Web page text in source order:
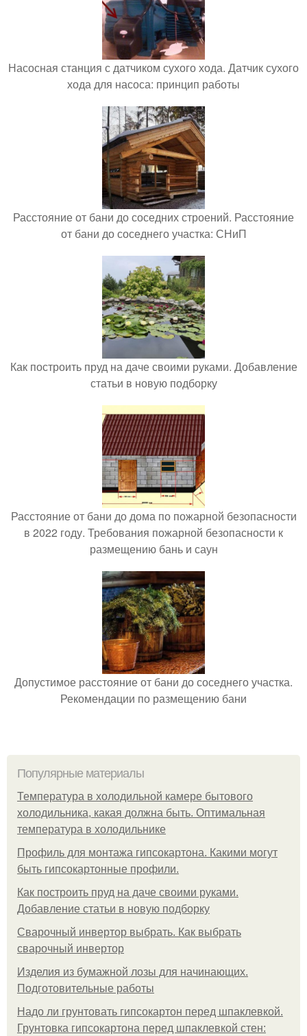
Насосная станция с датчиком сухого хода. Датчик сухого
хода для насоса: принцип работы
Расстояние от бани до соседних строений. Расстояние
от бани до соседнего участка: СНиП
Как построить пруд на даче своими руками. Добавление
статьи в новую подборку
Расстояние от бани до дома по пожарной безопасности
в 2022 году. Требования пожарной безопасности к
размещению бань и саун
Допустимое расстояние от бани до соседнего участка.
Рекомендации по размещению бани
Популярные материалы
Температура в холодильной камере бытового
холодильника, какая должна быть. Оптимальная
температура в холодильнике
Профиль для монтажа гипсокартона. Какими могут
быть гипсокартонные профили.
Как построить пруд на даче своими руками.
Добавление статьи в новую подборку
Сварочный инвертор выбрать. Как выбрать
сварочный инвертор
Изделия из бумажной лозы для начинающих.
Подготовительные работы
Надо ли грунтовать гипсокартон перед шпаклевкой.
Грунтовка гипсокартона перед шпаклевкой стен: